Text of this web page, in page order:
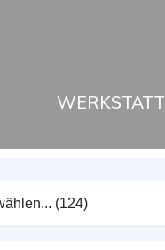
WERKSTATT